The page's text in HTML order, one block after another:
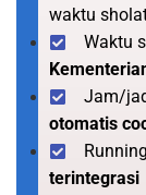
waktu
Waktu
Jam/
otomatis
terintegrasi